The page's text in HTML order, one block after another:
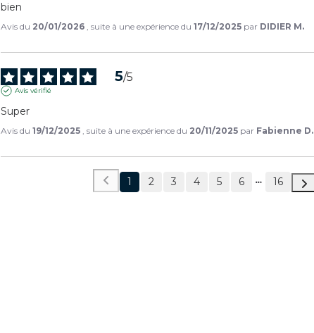
bien
Avis du 20/01/2026 , suite à une expérience du 17/12/2025 par DIDIER M.
5/5
Avis vérifié
Super
Avis du 19/12/2025 , suite à une expérience du 20/11/2025 par Fabienne D.
1 2 3 4 5 6 16